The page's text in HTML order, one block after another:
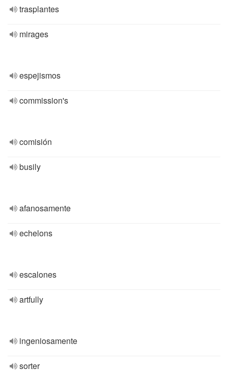
trasplantes
mirages
espejismos
commission's
comisión
busily
afanosamente
echelons
escalones
artfully
ingeniosamente
sorter